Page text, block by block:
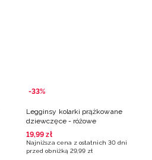
-33%
Legginsy kolarki prążkowane
dziewczęce - różowe
19,99 zł
Najniższa cena z ostatnich 30 dni
przed obniżką 29,99 zł